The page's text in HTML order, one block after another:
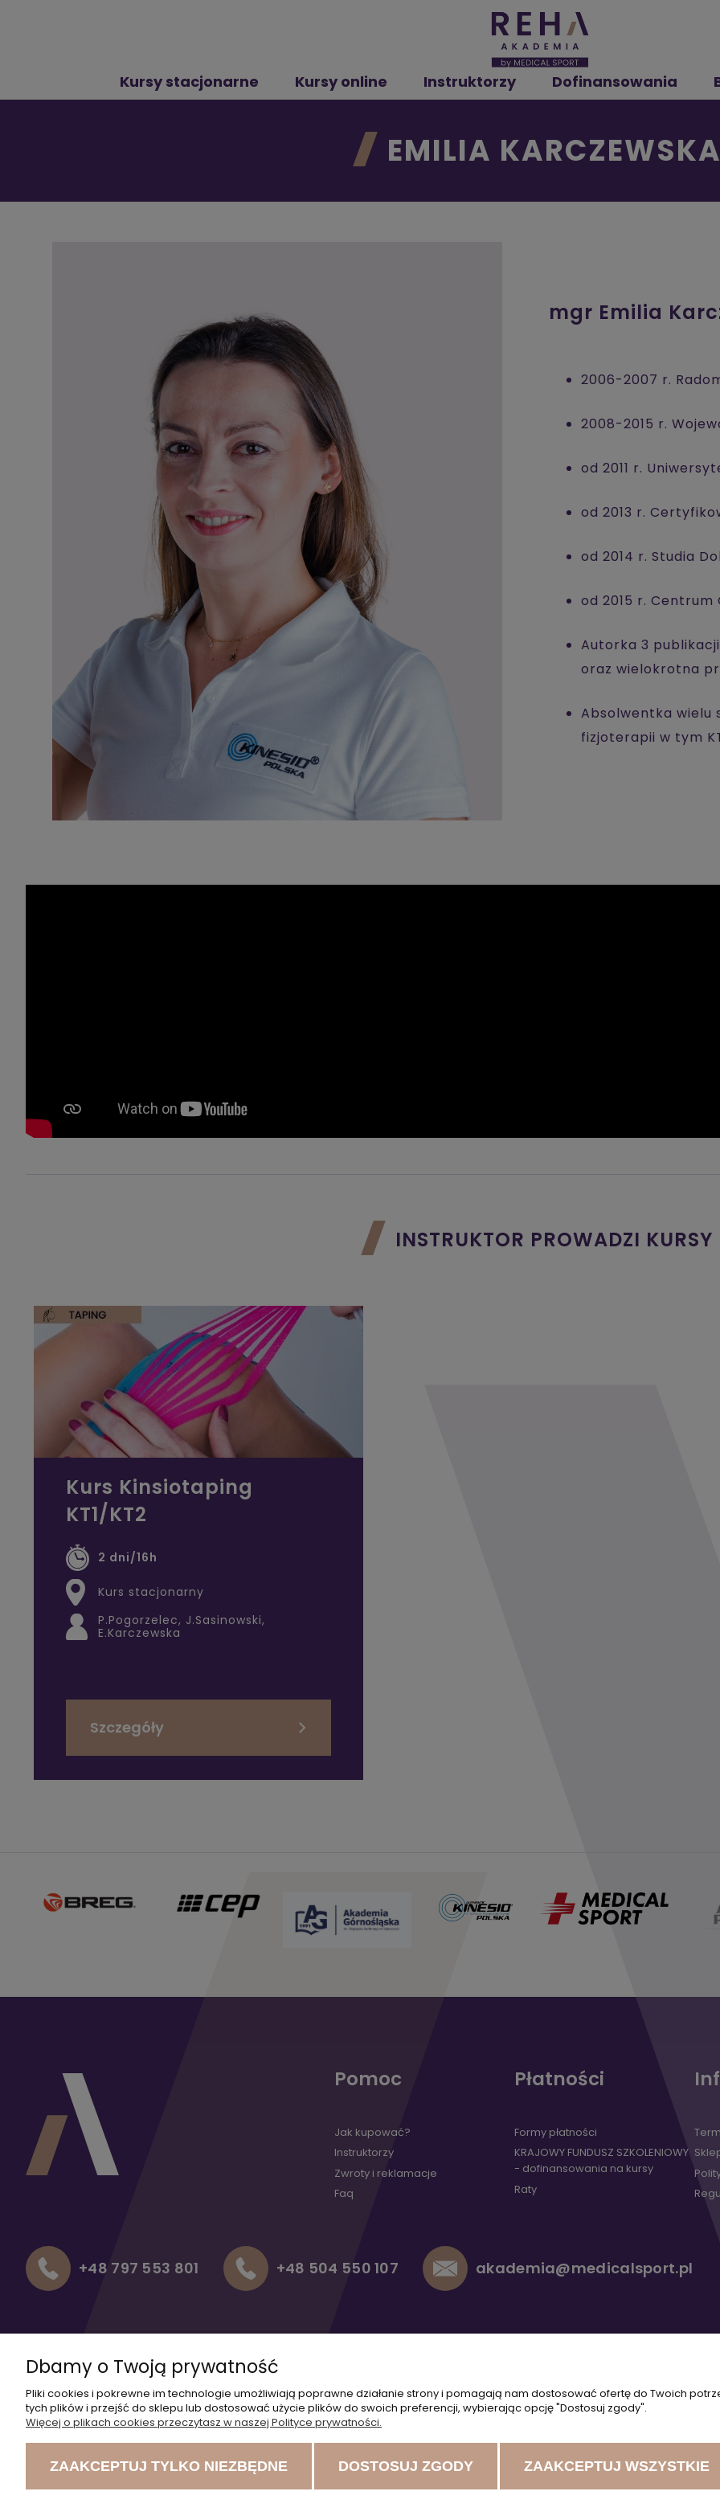
Kursy stacjonarne Kursy online Instruktorzy Dofinansowania
EMILIA KARCZEWSKA
mgr Emilia
2006-2007 r.
2008-2015 r.
od 2011 r.
od 2013 r.
od 2014 r. Studia
od 2015 r. Centrum
Autorka 3
oraz wielokrotna
Absolwentka wielu
fizjoterapii w tym
INSTRUKTOR PROWADZI KURSY
Kurs Kinsiotaping
KT1/KT2
2 dni/16h
Kurs stacjonarny
P.Pogorzelec, J.Sasinowski,
E.Karczewska
Szczegóły
Pomoc
Jak kupować?
Instruktorzy
Zwroty i reklamacje
Faq
Płatności
Formy płatności
KRAJOWY FUNDUSZ SZKOLENIOWY
- dofinansowania na kursy
Raty
+48 797 553 801 +48 504 550 107 akademia@medicalsport.pl
Dbamy o Twoją prywatność
Pliki cookies i pokrewne im technologie umożliwiają poprawne działanie strony i pomagają nam dostosować ofertę do Twoich
tych plików i przejść do sklepu lub dostosować użycie plików do swoich preferencji, wybierając opcję "Dostosuj zgody".
Więcej o plikach cookies przeczytasz w naszej Polityce prywatności.
ZAAKCEPTUJ TYLKO NIEZBĘDNE DOSTOSUJ ZGODY ZAAKCEPTUJ WSZYSTKIE